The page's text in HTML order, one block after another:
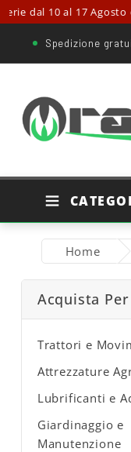
dal 10 al 17 Agosto
Spedizione
Home
Acquista
Trattori e
Attrezzature
Lubrificanti e
Giardinaggio e
Manutenzione